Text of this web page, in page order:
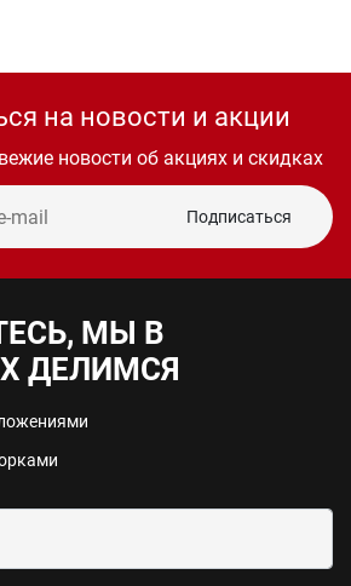
на новости и акции
новости об акциях и скидках
Подписаться
МЫ В
ДЕЛИМСЯ